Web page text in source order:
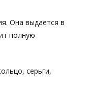
Она выдается в
полную
серьги,